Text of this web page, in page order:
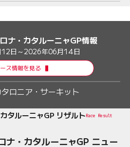
ナ・カタルーニャGP情報
日～2026年06月14日
ス情報を見る
ロニア・サーキット
タルーニャGP リザルトRace Result
ナ・カタルーニャGP ニュー